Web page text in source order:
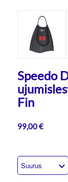
Speedo
Fin
99,00€